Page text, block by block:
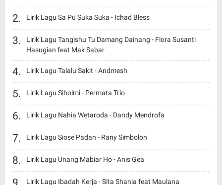
Lirik Lagu Sa Pu Suka Suka - Ichad Bless
Lirik Lagu Tangishu Tu Damang Dainang - Flora Susanti
Hasugian feat Mak Sabar
Lirik Lagu Talalu Sakit - Andmesh
Lirik Lagu Siholmi - Permata Trio
Lirik Lagu Nahia Wetaroda - Dandy Mendrofa
Lirik Lagu Siose Padan - Rany Simbolon
Lirik Lagu Unang Mabiar Ho - Anis Gea
Lirik Lagu Ibadah Kerja - Sita Shania feat Maulana